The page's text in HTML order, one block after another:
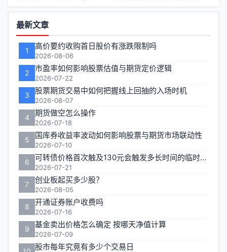
功
能
区
最新文章
1 高价要约收购首日股价有涨跌限制吗
2026-08-06
2 市盈率如何影响股票估值与期货定价逻辑
2026-07-22
3 股票期货交易中如何把握线上回抽的入场时机
2026-08-07
4 期货做空怎么操作
2026-07-18
5 国库券收益率波动如何影响股票与期货市场联动性
2026-07-10
6 可转债价格首次触及130元会触发多长时间的临时停牌
2026-07-21
7 创业板起买多少股？
2026-08-05
8 开通证券账户收费吗
2026-07-16
9 基金卖出价格怎么确定 按哪天净值计算
2026-07-09
股市每年究竟有多少个交易日